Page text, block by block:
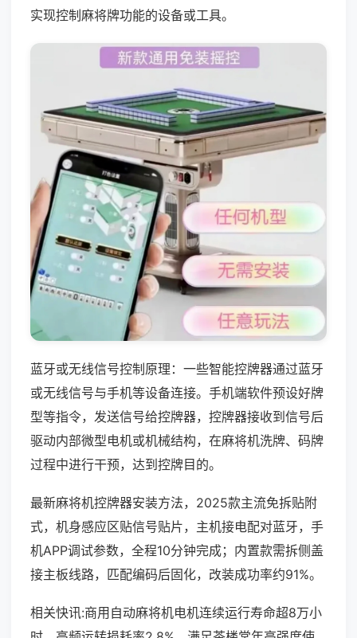
实现控制麻将牌功能的设备或工具。
蓝牙或无线信号控制原理：一些智能控牌器通过蓝牙
或无线信号与手机等设备连接。手机端软件预设好牌
型等指令，发送信号给控牌器，控牌器接收到信号后
驱动内部微型电机或机械结构，在麻将机洗牌、码牌
过程中进行干预，达到控牌目的。
最新麻将机控牌器安装方法，2025款主流免拆贴附
式，机身感应区贴信号贴片，主机接电配对蓝牙，手
机APP调试参数，全程10分钟完成；内置款需拆侧盖
接主板线路，匹配编码后固化，改装成功率约91%。
相关快讯:商用自动麻将机电机连续运行寿命超8万小